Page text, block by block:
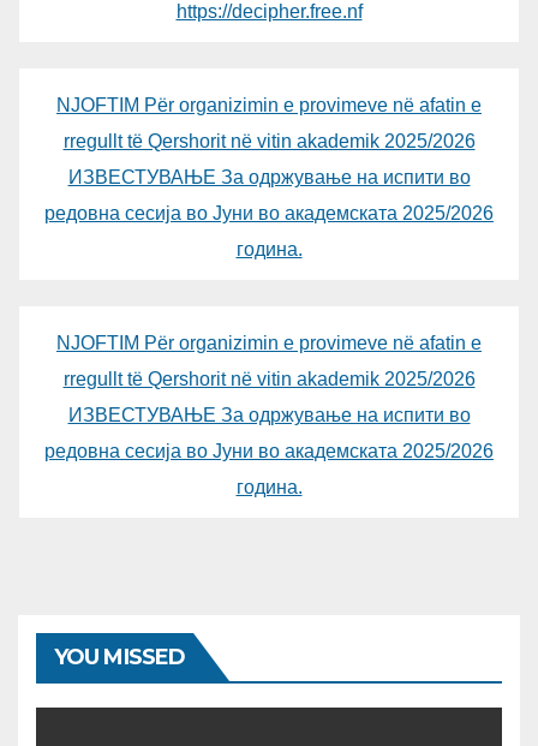
https://decipher.free.nf
NJOFTIM Për organizimin e provimeve në afatin e
rregullt të Qershorit në vitin akademik 2025/2026
ИЗВЕСТУВАЊЕ За одржување на испити во
редовна сесија во Јуни во академската 2025/2026
година.
NJOFTIM Për organizimin e provimeve në afatin e
rregullt të Qershorit në vitin akademik 2025/2026
ИЗВЕСТУВАЊЕ За одржување на испити во
редовна сесија во Јуни во академската 2025/2026
година.
YOU MISSED